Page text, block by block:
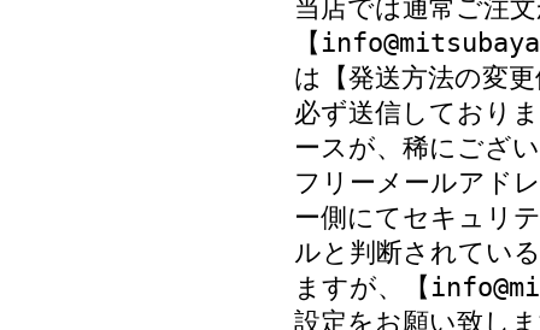
当店では通常ご注
【
は【発送方法の変
必ず送信しており
ースが、稀にござ
フリーメールアド
ー側にてセキュリ
ルと判断されてい
ますが、【
設定をお願い致し